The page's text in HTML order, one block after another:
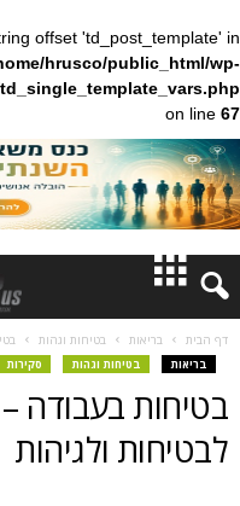
: Illegal string offset
/home/hrusco/
בטיחות וגהות בטיחות בעבודה –
בטיחות וגהות סקירות כלים ופתרונות
בעבודה – חומרי
ולגיהות